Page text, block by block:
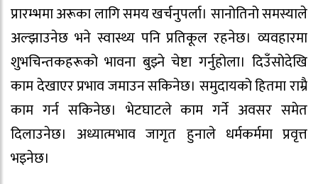
प्रारम्भमा अरूका लागि समय खर्चनुपर्ला। सानोतिनो समस्याले
अल्झाउनेछ भने स्वास्थ्य पनि प्रतिकूल रहनेछ। व्यवहारमा
शुभचिन्तकहरूको भावना बुझ्ने चेष्टा गर्नुहोला। दिउँसोदेखि
काम देखाएर प्रभाव जमाउन सकिनेछ। समुदायको हितमा राम्रै
काम गर्न सकिनेछ। भेटघाटले काम गर्ने अवसर समेत
दिलाउनेछ। अध्यात्मभाव जागृत हुनाले धर्मकर्ममा प्रवृत्त
भइनेछ।